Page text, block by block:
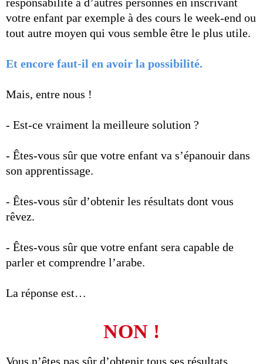
votre enfant par exemple à des cours le week-end ou
tout autre moyen qui vous semble être le plus utile.
Et encore faut-il en avoir la possibilité.
Mais, entre nous !
- Est-ce vraiment la meilleure solution ?
- Êtes-vous sûr que votre enfant va s’épanouir dans
son apprentissage.
- Êtes-vous sûr d’obtenir les résultats dont vous
rêvez.
- Êtes-vous sûr que votre enfant sera capable de
parler et comprendre l’arabe.
La réponse est…
NON !
Vous n’êtes pas sûr d’obtenir tous ses résultats.